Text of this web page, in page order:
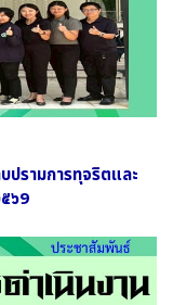
ปรามการทุจริตและ
๖9